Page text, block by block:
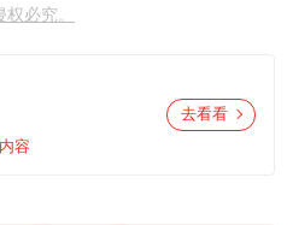
必究。
容
去看看